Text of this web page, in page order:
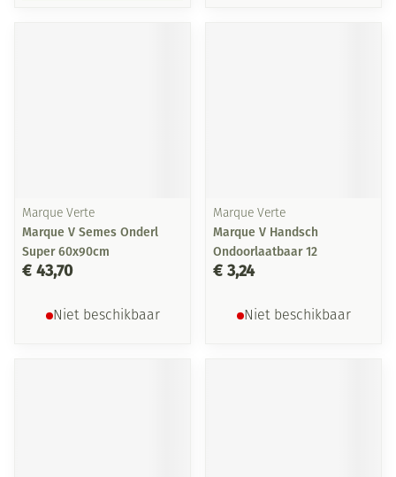
Marque Verte
Marque V Semes Onderl
Super 60x90cm
€ 43,70
Niet beschikbaar
Marque Verte
Marque V Handsch
Ondoorlaatbaar 12
€ 3,24
Niet beschikbaar